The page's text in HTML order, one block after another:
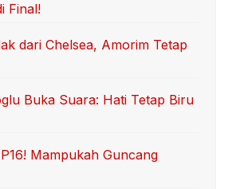
Final!
dari Chelsea, Amorim Tetap
Buka Suara: Hati Tetap Biru
Mampukah Guncang